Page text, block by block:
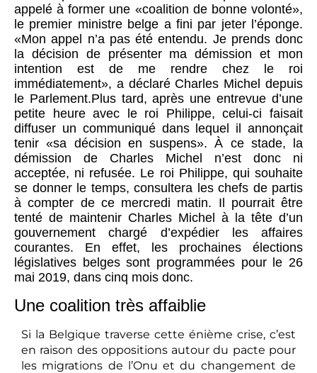
appelé à former une «coalition de bonne volonté»,
le premier ministre belge a fini par jeter l’éponge.
«Mon appel n’a pas été entendu. Je prends donc
la décision de présenter ma démission et mon
intention est de me rendre chez le roi
immédiatement», a déclaré Charles Michel depuis
le Parlement.Plus tard, après une entrevue d’une
petite heure avec le roi Philippe, celui-ci faisait
diffuser un communiqué dans lequel il annonçait
tenir «sa décision en suspens». À ce stade, la
démission de Charles Michel n’est donc ni
acceptée, ni refusée. Le roi Philippe, qui souhaite
se donner le temps, consultera les chefs de partis
à compter de ce mercredi matin. Il pourrait être
tenté de maintenir Charles Michel à la tête d’un
gouvernement chargé d’expédier les affaires
courantes. En effet, les prochaines élections
législatives belges sont programmées pour le 26
mai 2019, dans cinq mois donc.
Une coalition très affaiblie
Si la Belgique traverse cette énième crise, c’est
en raison des oppositions autour du pacte pour
les migrations de l’Onu et du changement de